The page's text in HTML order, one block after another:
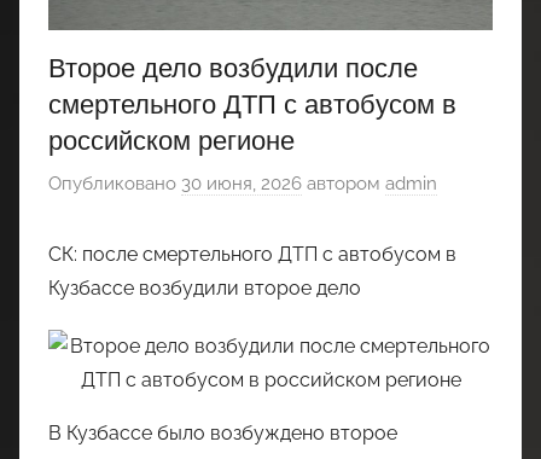
Второе дело возбудили после
смертельного ДТП с автобусом в
российском регионе
Опубликовано 30 июня, 2026 автором admin
СК: после смертельного ДТП с автобусом в
Кузбассе возбудили второе дело
В Кузбассе было возбуждено второе